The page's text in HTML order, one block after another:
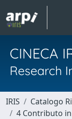
CINECA
Research
IRIS
Catalogo
4 Contributo